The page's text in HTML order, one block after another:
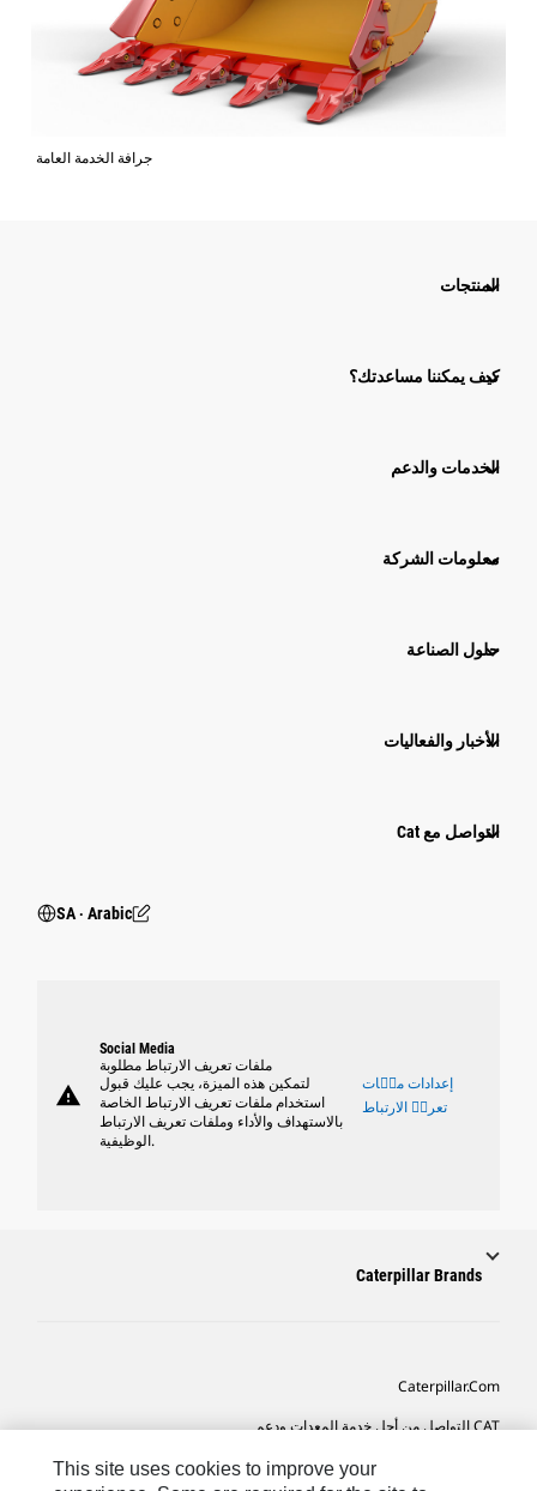
جرافة الخدمة العامة
المنتجات
كيف يمكننا مساعدتك؟
الخدمات والدعم
معلومات الشركة
حلول الصناعة
الأخبار والفعاليات
التواصل مع Cat
SA ‧ Arabic
warning
Social Media
ملفات تعريف الارتباط مطلوبة
لتمكين هذه الميزة، يجب عليك قبول
استخدام ملفات تعريف الارتباط الخاصة
بالاستهداف والأداء وملفات تعريف الارتباط
الوظيفية.
إعدادات ملٝات
تعريٝ الارتباط
Caterpillar Brands
Caterpillar.com
CAT التواصل من أجل خدمة المعدات ودعم
تفضيلات التسويق الخاصة بيThis site uses cookies to improve your